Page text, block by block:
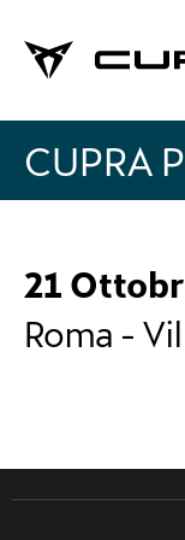
CUPRA
21
Roma -